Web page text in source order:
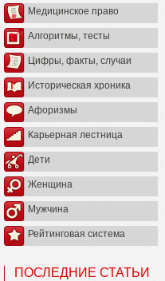
Медицинское право
Алгоритмы, тесты
Цифры, факты, случаи
Историческая хроника
Афоризмы
Карьерная лестница
Дети
Женщина
Мужчина
Рейтинговая система
ПОСЛЕДНИЕ СТАТЬИ